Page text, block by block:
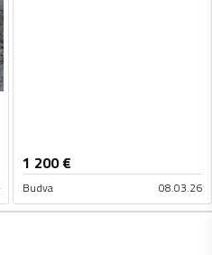
1 200€
Budva 08.03.26